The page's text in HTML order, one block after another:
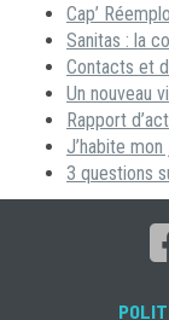
Cap’
Sanitas : la
Contacts et
Un nouveau
Rapport
J’habite mon
3 questions